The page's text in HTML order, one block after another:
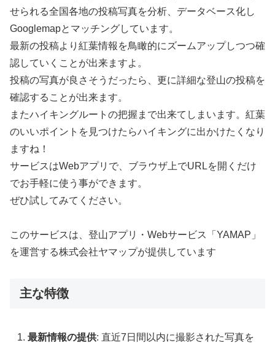
せられる全国各地の投稿写真を分析、データベース化し
Googlemapとマッチングしています。
最新の投稿より紅葉情報を鳥瞰的にズームアップしつつ確
認していくことが出来ますよ。
投稿の写真が良さそうだったら、更に詳細な登山の投稿を
確認することが出来ます。
またハイキングルートの把握まで出来てしまいます。紅葉
のいいポイントを見つけたらハイキングに出かけたくなり
ますね！
サービスはWebアプリで、ブラウザ上でURLを開くだけ
でお手軽に使う事ができます。
ぜひ試してみてください。
このサービスは、登山アプリ・Webサービス「YAMAP」
を運営する株式会社ヤマップが提供しています
主な特徴
最新情報の提供: 直近7日間以内に撮影された写真を